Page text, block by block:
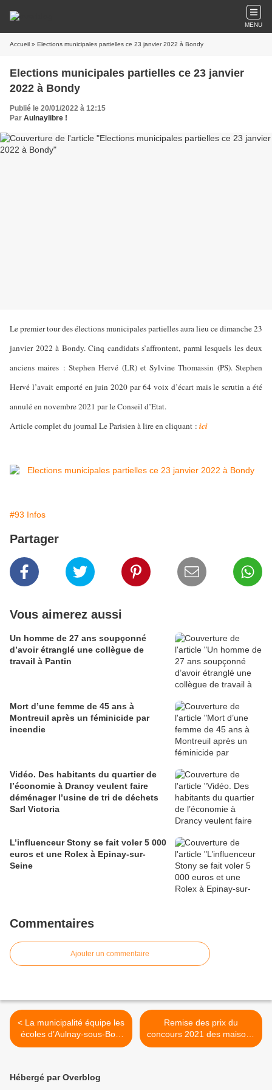
MENU
Accueil » Elections municipales partielles ce 23 janvier 2022 à Bondy
Elections municipales partielles ce 23 janvier
2022 à Bondy
Publié le 20/01/2022 à 12:15
Par Aulnaylibre !
Le premier tour des élections municipales partielles aura lieu ce dimanche 23
janvier 2022 à Bondy. Cinq candidats s’affrontent, parmi lesquels les deux
anciens maires : Stephen Hervé (LR) et Sylvine Thomassin (PS). Stephen
Hervé l’avait emporté en juin 2020 par 64 voix d’écart mais le scrutin a été
annulé en novembre 2021 par le Conseil d’Etat.
Article complet du journal Le Parisien à lire en cliquant : ici
#93 Infos
Partager
Vous aimerez aussi
Un homme de 27 ans soupçonné
d’avoir étranglé une collègue de
travail à Pantin
Mort d’une femme de 45 ans à
Montreuil après un féminicide par
incendie
Vidéo. Des habitants du quartier de
l’économie à Drancy veulent faire
déménager l’usine de tri de déchets
Sarl Victoria
L’influenceur Stony se fait voler 5 000
euros et une Rolex à Epinay-sur-
Seine
Commentaires
Ajouter un commentaire
< La municipalité équipe les
écoles d’Aulnay-sous-Bois
avec des capteurs de CO2
Remise des prix du
concours 2021 des maisons
fleuries à Aulnay-sous-Bois
Hébergé par Overblog